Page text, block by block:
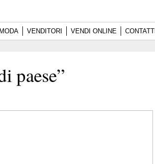
MODA VENDITORI VENDI ONLINE CONTATTI
paese”